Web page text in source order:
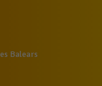
Balears